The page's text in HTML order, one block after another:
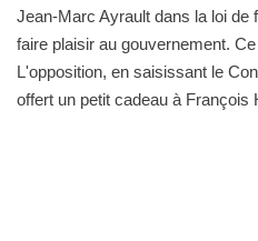
Jean-Marc Ayrault dans la loi de
faire plaisir au gouvernement.
L'opposition, en saisissant le
offert un petit cadeau à François